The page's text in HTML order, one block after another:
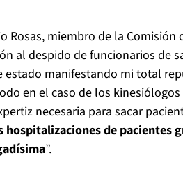
Rosas, miembro de la Comisión
al despido de funcionarios de
estado manifestando mi total
en el caso de los
necesaria para sacar
de pacientes
”.